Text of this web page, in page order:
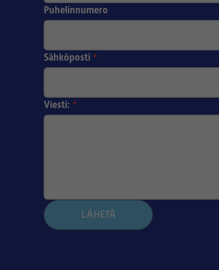
Puhelinnumero
Sähköposti *
Viesti: *
LÄHETÄ